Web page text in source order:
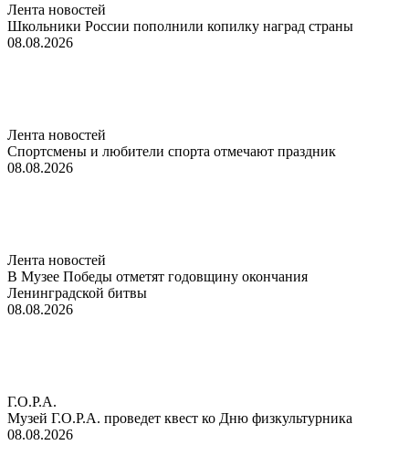
Лента новостей
Школьники России пополнили копилку наград страны
08.08.2026
Лента новостей
Спортсмены и любители спорта отмечают праздник
08.08.2026
Лента новостей
В Музее Победы отметят годовщину окончания
Ленинградской битвы
08.08.2026
Г.О.Р.А.
Музей Г.О.Р.А. проведет квест ко Дню физкультурника
08.08.2026